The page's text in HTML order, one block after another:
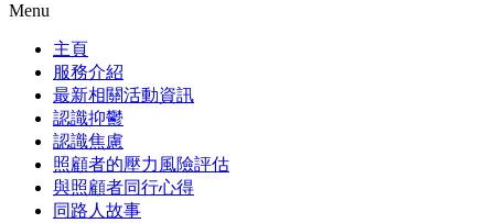
Menu
主頁
服務介紹
最新相關活動資訊
認識抑鬱
認識焦慮
照顧者的壓力風險評估
與照顧者同行心得
同路人故事